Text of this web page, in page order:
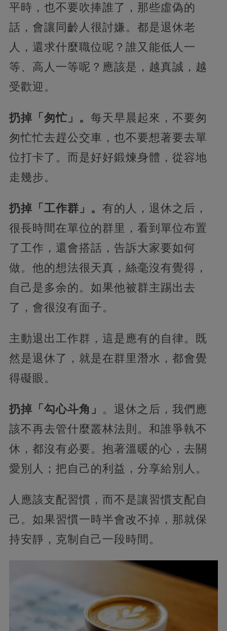
平時，也不要吹捧誰了，那些虛偽的
話，會讓同齡人很討嫌。都是退休老
人，還求什麼職位呢？誰又能低人一
等、高人一等呢？應該是，越真誠，越
受歡迎。
扔掉「匆忙」。 每天早晨起來，不要匆
匆忙忙去趕公交車，也不要想著要去單
位打卡了。而是好好鍛煉身體，從容地
走幾步。
扔掉「工作群」。 有的人，退休之后，
很長時間在單位的群里，看到單位布置
了工作，還會搭話，告訴大家要如何
做。他的想法很天真，絲毫沒有覺得，
自己是多余的。如果他被群主踢出去
了，會很沒有面子。
主動退出工作群，這是應有的自律。既
然是退休了，就是在群里潛水，都會覺
得礙眼。
扔掉「勾心斗角」 。退休之后，我們應
該不再去管什麼叢林法則。和誰爭執不
休，都沒有必要。抱著溫暖的心，去關
愛別人；把自己的利益，分享給別人。
人應該支配習慣，而不是讓習慣支配自
己。如果習慣一時半會改不掉，那就保
持安靜，克制自己一段時間。